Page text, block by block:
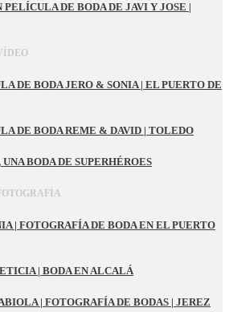
PELÍCULA DE BODA DE JAVI Y JOSE |
DE BODA JERO & SONIA | EL PUERTO DE
DE BODA REME & DAVID | TOLEDO
BODA DE SUPERHÉROES
| FOTOGRAFÍA DE BODA EN EL PUERTO
| BODA EN ALCALÁ
| FOTOGRAFÍA DE BODAS | JEREZ